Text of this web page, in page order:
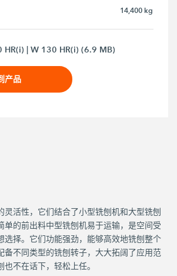
14,400 kg
HR(i) | W 130 HR(i) (6.9 MB)
产品
灵活性，它们结合了小型铣刨机和大型铣刨
单的前出料中型铣刨机易于运输，是空间受
选择。它们功能强劲，能够高效地铣刨整个
备不同类型的铣刨转子，大大拓阔了应用范
不在话下，轻松上任。